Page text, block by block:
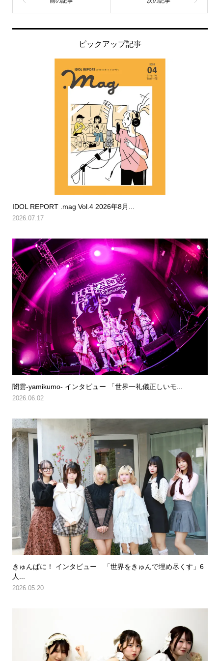
ピックアップ記事
IDOL REPORT .mag Vol.4 2026年8月...
2026.07.17
闇雲-yamikumo- インタビュー 「世界一礼儀正しいモ...
2026.06.02
きゅんぱに！ インタビュー 「世界をきゅんで埋め尽くす」6
人...
2026.05.20